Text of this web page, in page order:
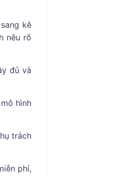
kê
nêu rõ
đủ và
hình
trách
phí,